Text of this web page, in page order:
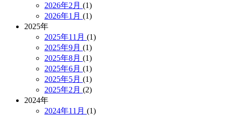
2026年2月 (1)
2026年1月 (1)
2025年
2025年11月 (1)
2025年9月 (1)
2025年8月 (1)
2025年6月 (1)
2025年5月 (1)
2025年2月 (2)
2024年
2024年11月 (1)